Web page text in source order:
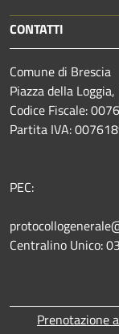
CONTATTI
Comune di Brescia
Piazza della
Codice Fiscale:
Partita IVA:
PEC:
Centralino Unico:
Prenotazione